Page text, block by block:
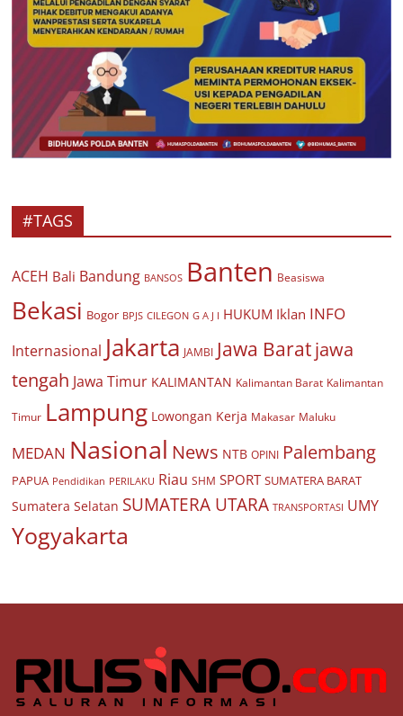
#TAGS
ACEH Bali Bandung BANSOS Banten Beasiswa
Bekasi Bogor BPJS CILEGON G A J I HUKUM Iklan INFO
Internasional Jakarta JAMBI Jawa Baratjawa
tengah Jawa Timur KALIMANTAN Kalimantan Barat Kalimantan
Timur Lampung Lowongan Kerja Makasar Maluku
MEDAN Nasional News NTB OPINI Palembang
PAPUA Pendidikan PERILAKU Riau SHM SPORT SUMATERA BARAT
Sumatera Selatan SUMATERA UTARA TRANSPORTASI UMY
Yogyakarta